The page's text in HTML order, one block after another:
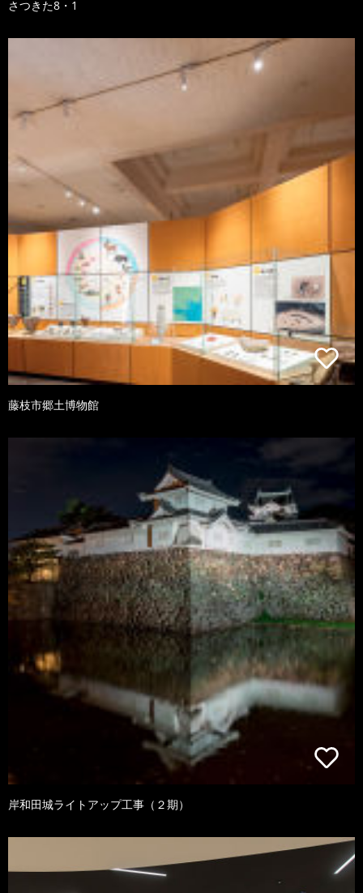
さつきた8・1
藤枝市郷土博物館
岸和田城ライトアップ工事（２期）